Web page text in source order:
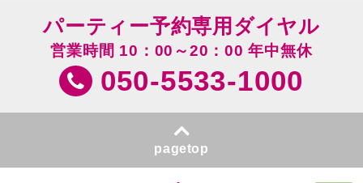
パーティー予約専用ダイヤル
営業時間 10：00～20：00 年中無休
050-5533-1000
pagetop